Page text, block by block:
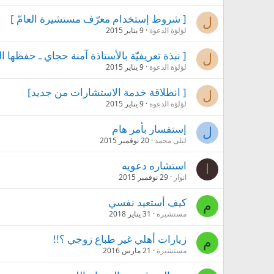
ل [ شروط إستخدام معرّف مستشيرة العامّ ]
لؤلؤة الدعوة 9 يناير 2015
ل [ نبذة تعريفيّة بالأستاذة آمنة حجاي ـ حفظها
لؤلؤة الدعوة 9 يناير 2015
ل [ انطلاقة خدمة الاستشارات من جديد]
لؤلؤة الدعوة 9 يناير 2015
ل إستفسار بأمر هام
ليلى محمد 20 نوفمبر 2015
ا استشاره دعويه
انوار 29 نوفمبر 2015
م كيف أستعيد نفسي
مستشيرة 31 يناير 2018
م زيارات أهلي غير طباع زوجي ؟!!
مستشيرة 21 مارس 2016